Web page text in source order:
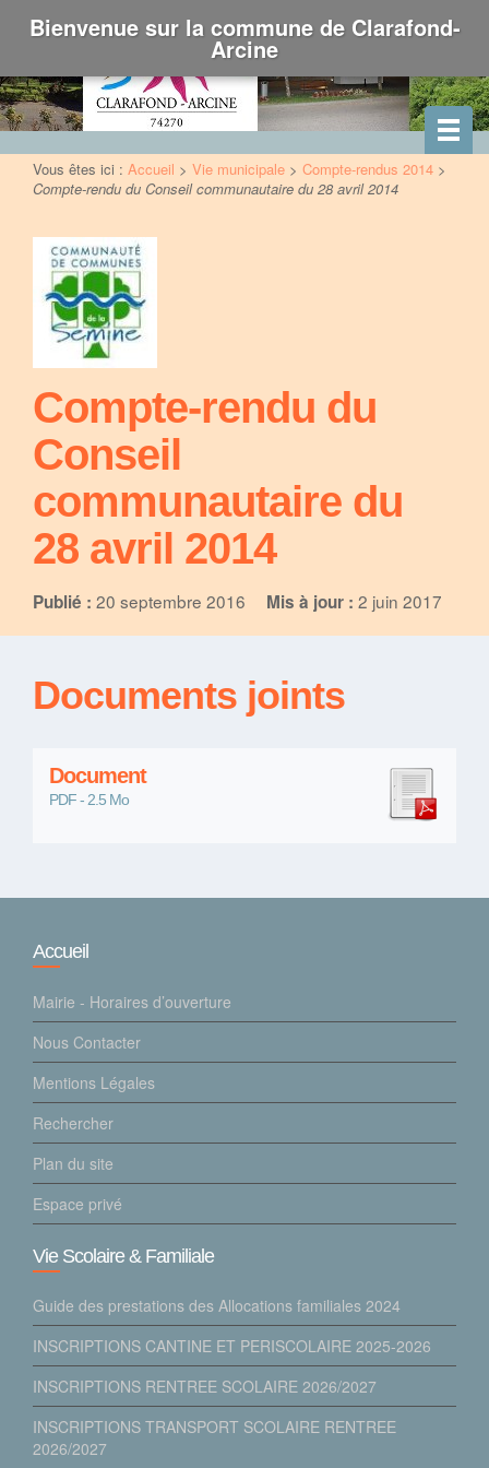
Vous êtes ici : Accueil > Vie municipale > Compte-rendus 2014 >
Compte-rendu du Conseil communautaire du 28 avril 2014
Compte-rendu du
Conseil
communautaire du
28 avril 2014
Publié : 20 septembre 2016 Mis à jour : 2 juin 2017
Documents joints
Document
PDF - 2.5 Mo
Accueil
Mairie - Horaires d’ouverture
Nous Contacter
Mentions Légales
Rechercher
Plan du site
Espace privé
Vie Scolaire & Familiale
Guide des prestations des Allocations familiales 2024
INSCRIPTIONS CANTINE ET PERISCOLAIRE 2025-2026
INSCRIPTIONS RENTREE SCOLAIRE 2026/2027
INSCRIPTIONS TRANSPORT SCOLAIRE RENTREE
2026/2027
Bienvenue sur la commune de Clarafond-
Arcine